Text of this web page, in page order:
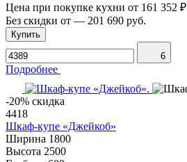
Цена при покупке кухни от 161 352 ₽
Без скидки от — 201 690 руб.
Купить
6
Подробнее
-20% скидка
4418
Шкаф-купе «Джейкоб»
Ширина 1800
Высота 2500